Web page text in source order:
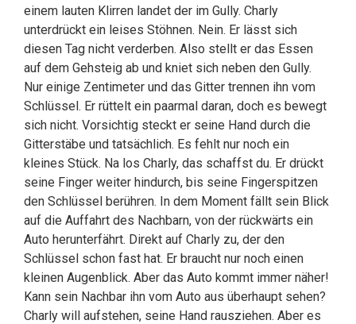
einem lauten Klirren landet der im Gully. Charly
unterdrückt ein leises Stöhnen. Nein. Er lässt sich
diesen Tag nicht verderben. Also stellt er das Essen
auf dem Gehsteig ab und kniet sich neben den Gully.
Nur einige Zentimeter und das Gitter trennen ihn vom
Schlüssel. Er rüttelt ein paarmal daran, doch es bewegt
sich nicht. Vorsichtig steckt er seine Hand durch die
Gitterstäbe und tatsächlich. Es fehlt nur noch ein
kleines Stück. Na los Charly, das schaffst du. Er drückt
seine Finger weiter hindurch, bis seine Fingerspitzen
den Schlüssel berühren. In dem Moment fällt sein Blick
auf die Auffahrt des Nachbarn, von der rückwärts ein
Auto herunterfährt. Direkt auf Charly zu, der den
Schlüssel schon fast hat. Er braucht nur noch einen
kleinen Augenblick. Aber das Auto kommt immer näher!
Kann sein Nachbar ihn vom Auto aus überhaupt sehen?
Charly will aufstehen, seine Hand rausziehen. Aber es